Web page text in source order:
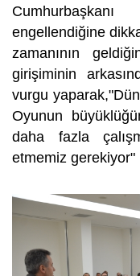
engellendiğine
zamanının
girişiminin
vurgu
Oyunun
daha fazla
etmemiz gerekiyor"